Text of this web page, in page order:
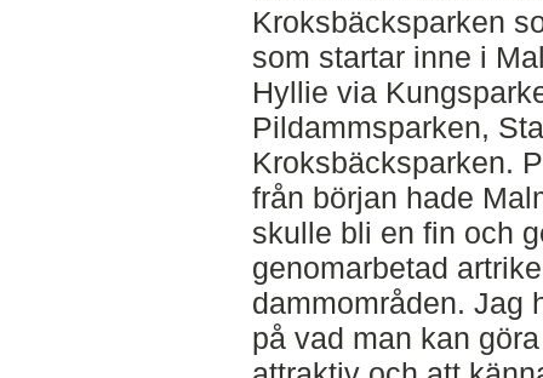
Kroksbäcksparken
som startar inne i
Hyllie via
Pildammsparken,
Kroksbäcksparken.
från början hade
skulle bli en fin och
genomarbetad
dammområden. Jag
på vad man kan